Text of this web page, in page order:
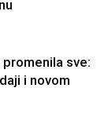
sve:
i novom